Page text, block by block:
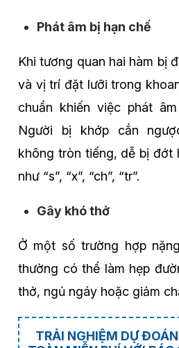
Phát âm bị hạn chế
Khi tương quan hai hàm bị
và vị trí đặt lưỡi trong
chuẩn khiến việc phát
Người bị khớp cắn
không tròn tiếng, dễ bị đớt
như “s”, “x”, “ch”, “tr”.
Gây khó thở
Ở một số trường hợp
thường có thể làm hẹp
thở, ngủ ngáy hoặc giảm
TRẢI NGHIỆM DỰ